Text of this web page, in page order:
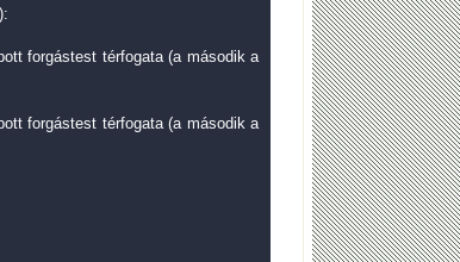
forgástest térfogata (a második a
forgástest térfogata (a második a